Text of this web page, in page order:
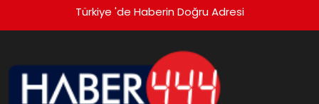
Türkiye 'de Haberin Doğru Adresi